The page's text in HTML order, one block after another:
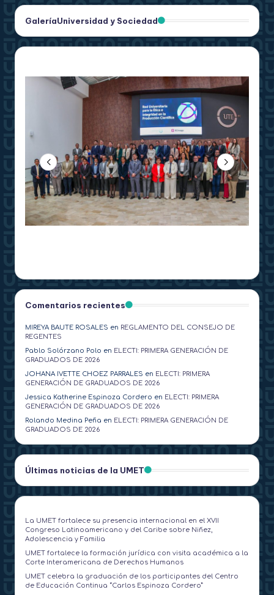
GaleríaUniversidad y Sociedad
Comentarios recientes
MIREYA BAUTE ROSALES en REGLAMENTO DEL CONSEJO DE
REGENTES
Pablo Solórzano Polo en ELECTI: PRIMERA GENERACIÓN DE
GRADUADOS DE 2026
JOHANA IVETTE CHOEZ PARRALES en ELECTI: PRIMERA
GENERACIÓN DE GRADUADOS DE 2026
Jessica Katherine Espinoza Cordero en ELECTI: PRIMERA
GENERACIÓN DE GRADUADOS DE 2026
Rolando Medina Peña en ELECTI: PRIMERA GENERACIÓN DE
GRADUADOS DE 2026
Últimas noticias de la UMET
La UMET fortalece su presencia internacional en el XVII
Congreso Latinoamericano y del Caribe sobre Niñez,
Adolescencia y Familia
UMET fortalece la formación jurídica con visita académica a la
Corte Interamericana de Derechos Humanos
UMET celebra la graduación de los participantes del Centro
de Educación Continua “Carlos Espinoza Cordero”